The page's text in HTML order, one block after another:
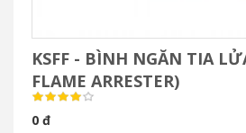
KSFF - BÌNH NGĂN TIA
FLAME ARRESTER)
0 đ